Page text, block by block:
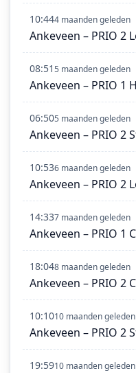
10:444 maanden geleden
Ankeveen – PRIO 2
08:515 maanden geleden
Ankeveen – PRIO 1
06:505 maanden geleden
Ankeveen – PRIO 2
10:536 maanden geleden
Ankeveen – PRIO 2
14:337 maanden geleden
Ankeveen – PRIO 1
18:048 maanden geleden
Ankeveen – PRIO 2
10:1010 maanden geleden
Ankeveen – PRIO 2
19:5910 maanden geleden